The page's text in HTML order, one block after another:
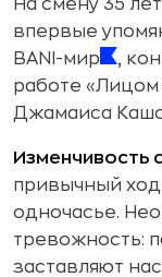
На смену 35
впервые
BANI-мир
,
работе «Лицом
Джамаиса
Изменчивость
привычный
одночасье.
тревожность:
заставляют